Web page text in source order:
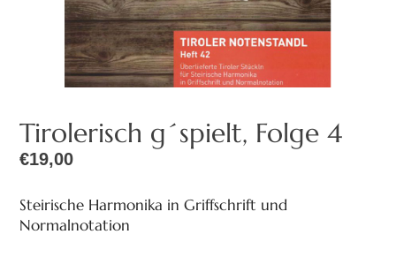
Tirolerisch g´spielt, Folge 4
€19,00
Steirische Harmonika in Griffschrift und
Normalnotation